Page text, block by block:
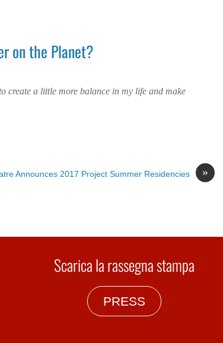
on the Planet?
a little more balance in my life and make
»
Announces 2017 Project Summer Residencies
Scarica la rassegna stampa
PRESS